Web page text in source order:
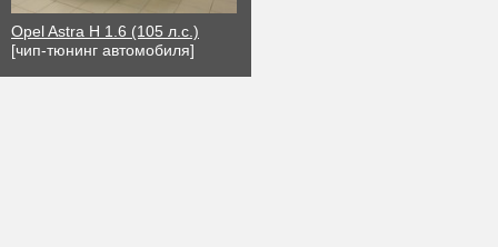
Opel Astra H 1.6 (105 л.с.)
[чип-тюнинг автомобиля]